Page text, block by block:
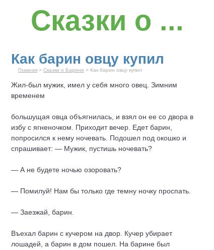
Сказки о ...
Как барин овцу купил
Главная > Сказки о Барине > Как барин овцу купил
Жил-был мужик, имел у себя много овец. Зимним
временем
большущая овца объягнилась, и взял он ее со двора в
избу с ягненочком. Приходит вечер. Едет барин,
попросился к нему ночевать. Подошел под окошко и
спрашивает: — Мужик, пустишь ночевать?
— А не будете ночью озоровать?
— Помилуй! Нам бы только где темну ночку проспать.
— Заезжай, барин.
Въехал барин с кучером на двор. Кучер убирает
лошадей, а барин в дом пошел. На барине был